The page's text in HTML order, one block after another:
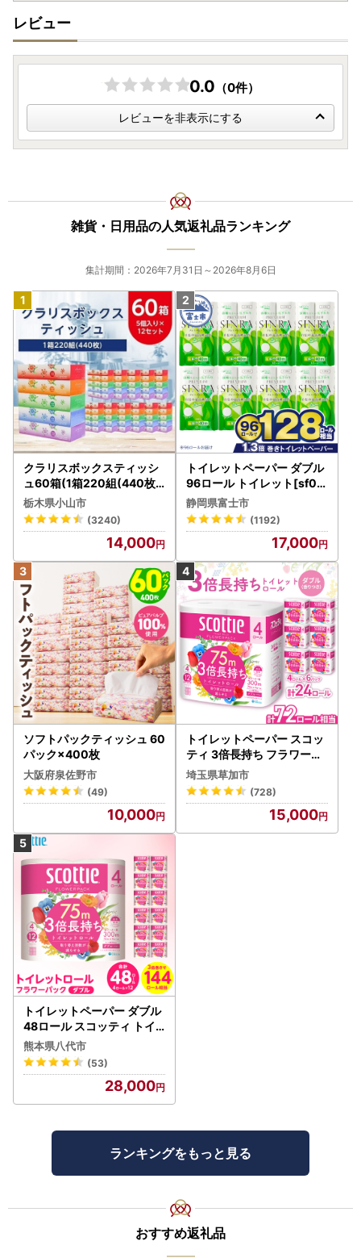
レビュー
0.0 （0件）
レビューを非表示にする
雑貨・日用品の人気返礼品ランキング
集計期間：2026年7月31日～2026年8月6日
クラリスボックスティッシ
ュ60箱(1箱220組(440枚))
(5個入り×12セット)【配送
不可地域：離島・沖縄県】
【1256759】
栃木県小山市
(3240)
14,000
トイレットペーパー ダブル
96ロール トイレット[sf00
1-012]
静岡県富士市
(1192)
17,000
ソフトパックティッシュ 60
パック×400枚
大阪府泉佐野市
(49)
10,000
トイレットペーパー スコッ
ティ 3倍長持ち フラワーパ
ック 4ロール×6P
埼玉県草加市
(728)
15,000
トイレットペーパー ダブル
48ロール スコッティ トイ
レット
熊本県八代市
(53)
28,000
ランキングをもっと見る
おすすめ返礼品